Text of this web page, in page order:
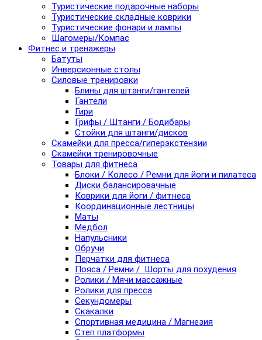
Туристические подарочные наборы
Туристические складные коврики
Туристические фонари и лампы
Шагомеры/Компас
Фитнес и тренажеры
Батуты
Инверсионные столы
Силовые тренировки
Блины для штанги/гантелей
Гантели
Гири
Грифы / Штанги / Бодибары
Стойки для штанги/дисков
Скамейки для пресса/гиперэкстензии
Скамейки тренировочные
Товары для фитнеса
Блоки / Колесо / Ремни для йоги и пилатеса
Диски балансировачные
Коврики для йоги / фитнеса
Координационные лестницы
Маты
Медбол
Напульсники
Обручи
Перчатки для фитнеса
Пояса / Ремни / Шорты для похудения
Ролики / Мячи массажные
Ролики для пресса
Секундомеры
Скакалки
Спортивная медицина / Магнезия
Степ платформы